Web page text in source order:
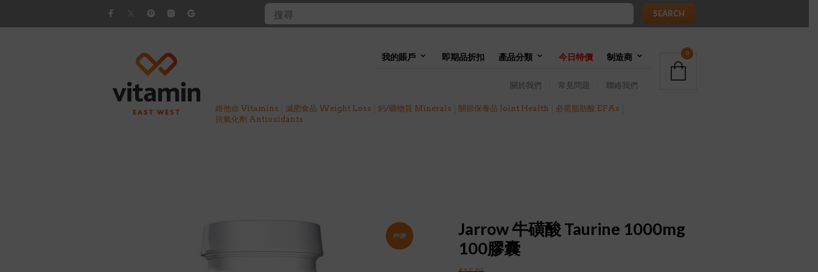
SEARCH
我的賬戶 即期品折扣 產品分類 今日特價 制造商
關於我們 常見問題 聯絡我們
0
維他命 Vitamins 減肥食品 Weight Loss 鈣/礦物質 Minerals 關節保養品 Joint Health
必需脂肪酸 EFAs
抗氧化劑 Antioxidants
特價!
Jarrow 牛磺酸 Taurine 1000mg
100膠囊